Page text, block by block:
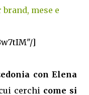
mese e
]
con Elena
cerchi come si